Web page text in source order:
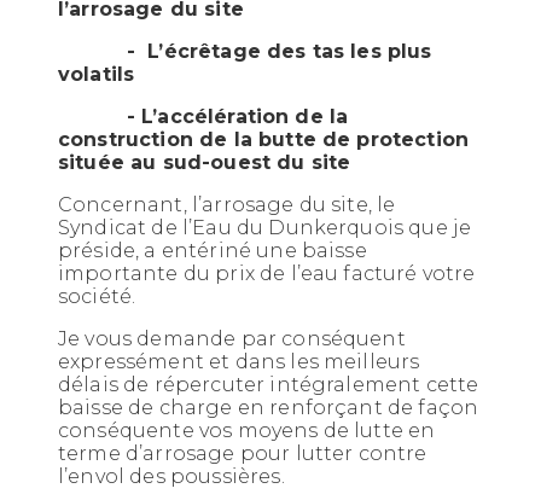
l’arrosage du site
- L’écrêtage des tas les plus
volatils
- L’accélération de la
construction de la butte de protection
située au sud-ouest du site
Concernant, l’arrosage du site, le
Syndicat de l’Eau du Dunkerquois que je
préside, a entériné une baisse
importante du prix de l’eau facturé votre
société.
Je vous demande par conséquent
expressément et dans les meilleurs
délais de répercuter intégralement cette
baisse de charge en renforçant de façon
conséquente vos moyens de lutte en
terme d’arrosage pour lutter contre
l’envol des poussières.